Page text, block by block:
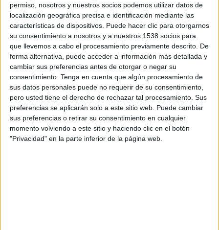
permiso, nosotros y nuestros socios podemos utilizar datos de
localización geográfica precisa e identificación mediante las
características de dispositivos. Puede hacer clic para otorgarnos
su consentimiento a nosotros y a nuestros 1538 socios para
que llevemos a cabo el procesamiento previamente descrito. De
forma alternativa, puede acceder a información más detallada y
cambiar sus preferencias antes de otorgar o negar su
consentimiento. Tenga en cuenta que algún procesamiento de
sus datos personales puede no requerir de su consentimiento,
pero usted tiene el derecho de rechazar tal procesamiento. Sus
preferencias se aplicarán solo a este sitio web. Puede cambiar
sus preferencias o retirar su consentimiento en cualquier
momento volviendo a este sitio y haciendo clic en el botón
"Privacidad" en la parte inferior de la página web.
El Publicista Nº 525